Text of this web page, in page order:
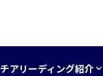
チアリーディング紹介